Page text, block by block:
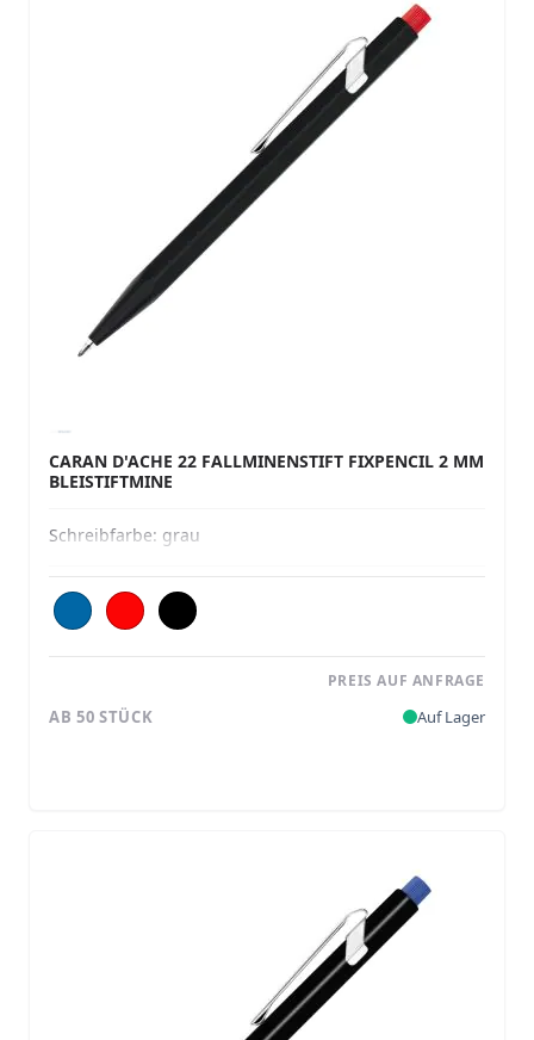
CARAN D'ACHE 22 FALLMINENSTIFT FIXPENCIL 2 MM
BLEISTIFTMINE
Schreibfarbe: grau
PREIS AUF ANFRAGE
AB 50 STÜCK Auf Lager